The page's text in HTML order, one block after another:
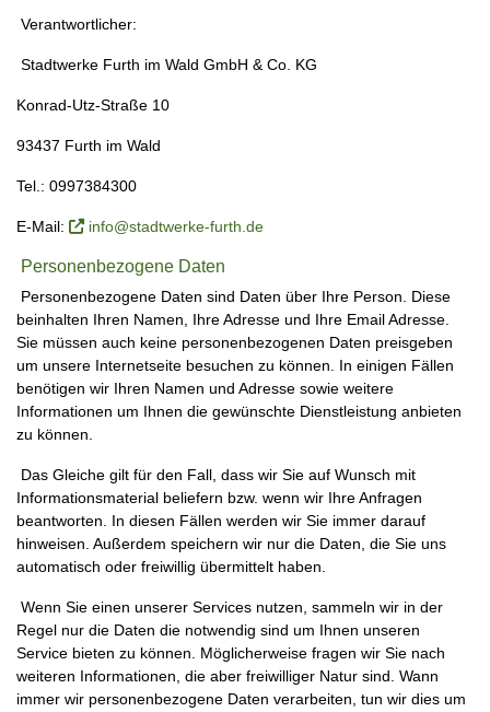
Verantwortlicher:
Stadtwerke Furth im Wald GmbH & Co. KG
Konrad-Utz-Straße 10
93437 Furth im Wald
Tel.: 0997384300
E-Mail: info@stadtwerke-furth.de
Personenbezogene Daten
Personenbezogene Daten sind Daten über Ihre Person. Diese
beinhalten Ihren Namen, Ihre Adresse und Ihre Email Adresse.
Sie müssen auch keine personenbezogenen Daten preisgeben
um unsere Internetseite besuchen zu können. In einigen Fällen
benötigen wir Ihren Namen und Adresse sowie weitere
Informationen um Ihnen die gewünschte Dienstleistung anbieten
zu können.
Das Gleiche gilt für den Fall, dass wir Sie auf Wunsch mit
Informationsmaterial beliefern bzw. wenn wir Ihre Anfragen
beantworten. In diesen Fällen werden wir Sie immer darauf
hinweisen. Außerdem speichern wir nur die Daten, die Sie uns
automatisch oder freiwillig übermittelt haben.
Wenn Sie einen unserer Services nutzen, sammeln wir in der
Regel nur die Daten die notwendig sind um Ihnen unseren
Service bieten zu können. Möglicherweise fragen wir Sie nach
weiteren Informationen, die aber freiwilliger Natur sind. Wann
immer wir personenbezogene Daten verarbeiten, tun wir dies um